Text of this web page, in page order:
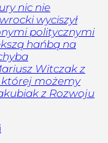
nic nie
wyciszył
politycznymi
hańbą na
Witczak z
której możemy
z Rozwoju